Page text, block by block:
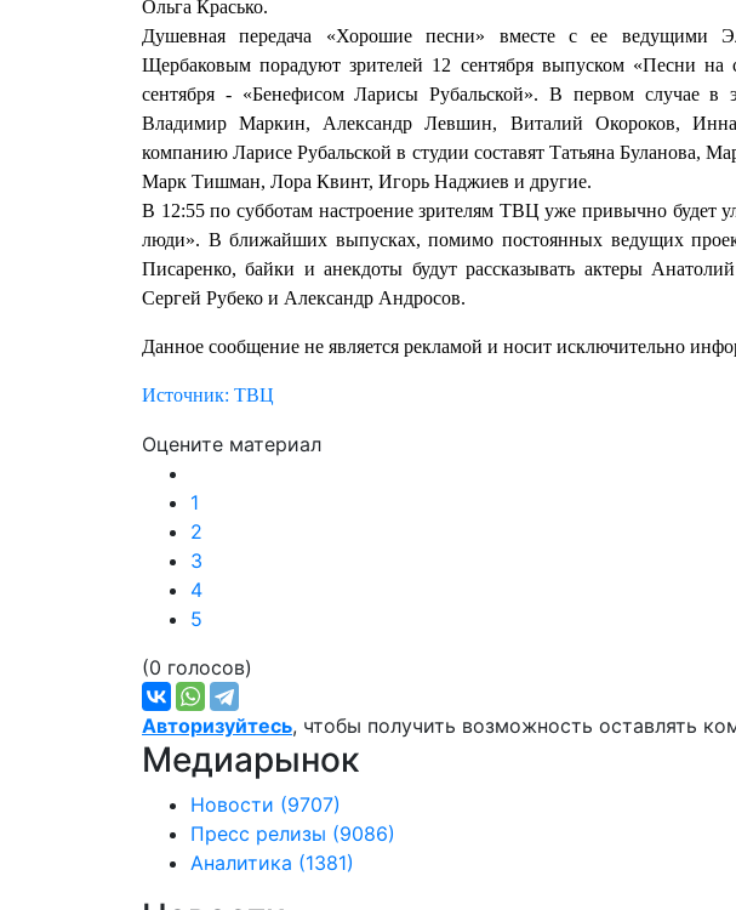
Ольга Красько.
Душевная передача «Хорошие песни» вместе с ее ведущими
Щербаковым порадуют зрителей 12 сентября выпуском «Песни на
сентября - «Бенефисом Ларисы Рубальской». В первом случае в
Владимир Маркин, Александр Левшин, Виталий Окороков,
компанию Ларисе Рубальской в студии составят Татьяна Буланова,
Марк Тишман, Лора Квинт, Игорь Наджиев и другие.
В 12:55 по субботам настроение зрителям ТВЦ уже привычно будет
люди». В ближайших выпусках, помимо постоянных ведущих
Писаренко, байки и анекдоты будут рассказывать актеры
Сергей Рубеко и Александр Андросов.
Данное сообщение не является рекламой и носит исключительно
Источник: ТВЦ
Оцените материал
1
2
3
4
5
(0 голосов)
Авторизуйтесь, чтобы получить возможность оставлять
Медиарынок
Новости (9707)
Пресс релизы (9086)
Аналитика (1381)